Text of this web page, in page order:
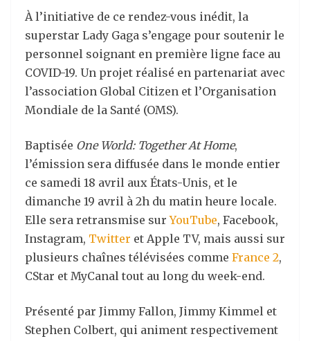
À l’initiative de ce rendez-vous inédit, la
superstar Lady Gaga s’engage pour soutenir le
personnel soignant en première ligne face au
COVID-19. Un projet réalisé en partenariat avec
l’association Global Citizen et l’Organisation
Mondiale de la Santé (OMS).
Baptisée One World: Together At Home,
l’émission sera diffusée dans le monde entier
ce samedi 18 avril aux États-Unis, et le
dimanche 19 avril à 2h du matin heure locale.
Elle sera retransmise surYouTube, Facebook,
Instagram, Twitter et Apple TV, mais aussi sur
plusieurs chaînes télévisées comme France 2,
CStar et MyCanal tout au long du week-end.
Présenté par Jimmy Fallon, Jimmy Kimmel et
Stephen Colbert, qui animent respectivement